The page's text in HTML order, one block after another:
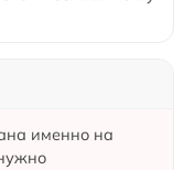
именно на